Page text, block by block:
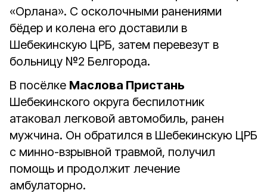
«Орлана». С осколочными ранениями
бёдер и колена его доставили в
Шебекинскую ЦРБ, затем перевезут в
больницу №2 Белгорода.
В посёлке Маслова Пристань
Шебекинского округа беспилотник
атаковал легковой автомобиль, ранен
мужчина. Он обратился в Шебекинскую ЦРБ
с минно-взрывной травмой, получил
помощь и продолжит лечение
амбулаторно.